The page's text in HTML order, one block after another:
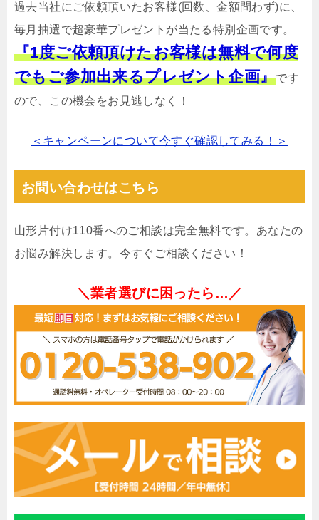
過去当社にご依頼頂いたお客様(回数、金額問わず)に、
毎月抽選で超豪華プレゼントが当たる特別企画です。
『1度ご依頼頂けたお客様は無料で何度
でもご参加出来るプレゼント企画』です
ので、この機会をお見逃しなく！
＜キャンペーンについて今すぐ確認してみる！＞
お問い合わせはこちら
山形片付け110番へのご相談は完全無料です。あなたの
お悩み解決します。今すぐご相談ください！
＼業者選びに困ったら…／